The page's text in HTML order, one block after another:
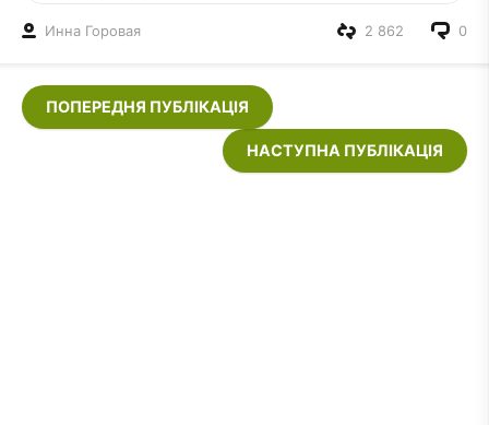
Инна Горовая 0
2 862
ПОПЕРЕДНЯ ПУБЛІКАЦІЯ
НАСТУПНА ПУБЛІКАЦІЯ